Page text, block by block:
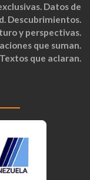
Datos de
Descubrimientos.
y perspectivas.
que suman.
Textos que aclaran.